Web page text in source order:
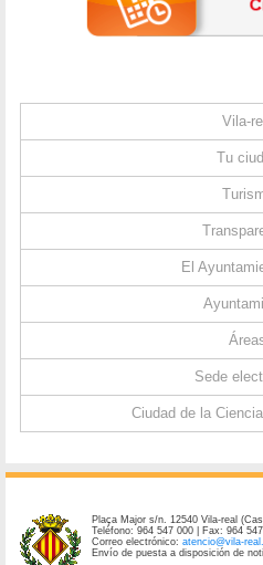
Vila-
Tu
El
Sede
Ciudad de la
Plaça Major s/n. 12540 Vila-real
Teléfono: 964 547 000 | Fax: 964
Correo electrónico:atencio@vila-
Envío de puesta a disposición de